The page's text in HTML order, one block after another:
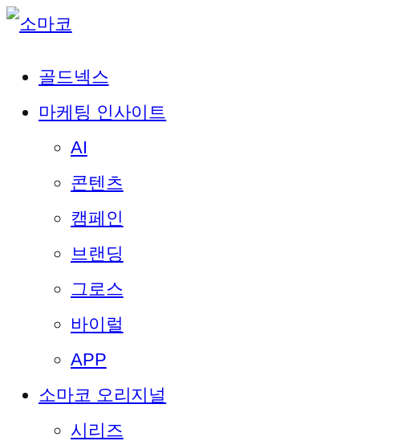
골드넥스
마케팅 인사이트
AI
콘텐츠
캠페인
브랜딩
그로스
바이럴
APP
소마코 오리지널
시리즈